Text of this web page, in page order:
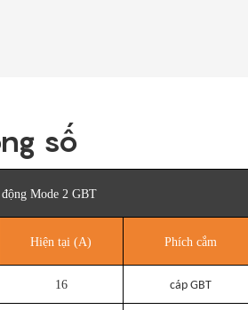
số
Mode 2 GBT
Hiện tại (A) Phích cắm
16 cáp GBT